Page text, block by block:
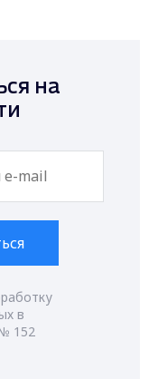
на
в
152